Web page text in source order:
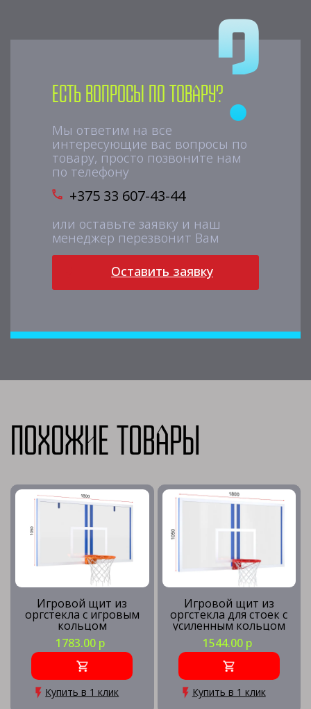
Есть вопросы по товару?
Мы ответим на все
интересующие вас вопросы по
товару, просто позвоните нам
по телефону
+375 33 607-43-44
или оставьте заявку и наш
менеджер перезвонит Вам
Оставить заявку
Похожие товары
Игровой щит из
оргстекла с игровым
кольцом
1783.00 р
Купить в 1 клик
Игровой щит из
оргстекла для стоек с
усиленным кольцом
1544.00 р
Купить в 1 клик